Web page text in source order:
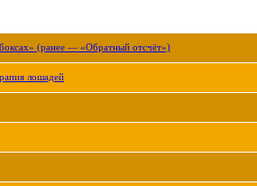
(ранее — «Обратный отсчёт»)
лошадей